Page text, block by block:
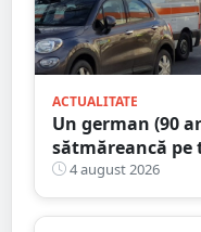
ACTUALITATE
Un german (90
sătmăreancă pe
4 august 2026